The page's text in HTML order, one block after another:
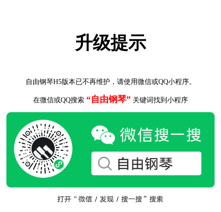
升级提示
自由钢琴H5版本已不再维护，请使用微信或QQ小程序。
在微信或QQ搜索 “自由钢琴” 关键词找到小程序